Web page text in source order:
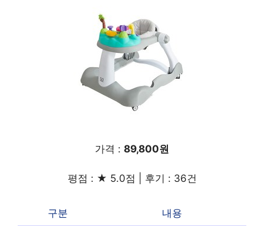
가격 : 89,800원
평점 : ★ 5.0점 | 후기 : 36건
구분 내용